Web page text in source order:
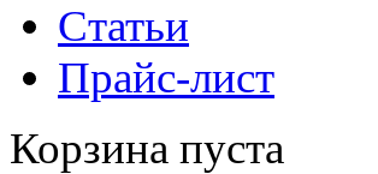
Статьи
Прайс-лист
Корзина пуста